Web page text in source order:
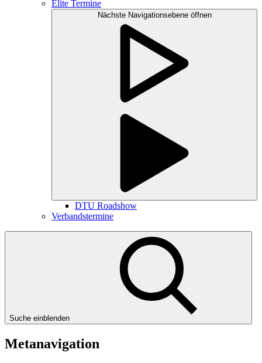
Elite Termine
Nächste Navigationsebene öffnen
DTU Roadshow
Verbandstermine
Suche einblenden
Metanavigation